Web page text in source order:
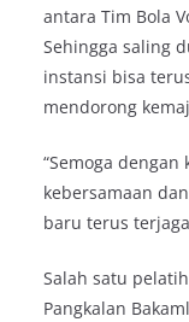
antara Tim Bola
Sehingga saling
instansi bisa
mendorong
“Semoga
kebersamaan
baru terus
Salah satu
Pangkalan